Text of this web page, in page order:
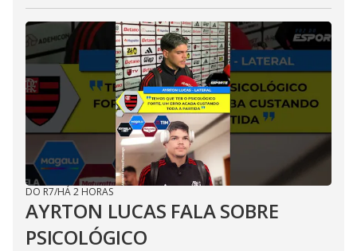
DO R7/HÁ 2 HORAS
AYRTON LUCAS FALA SOBRE
PSICOLÓGICO